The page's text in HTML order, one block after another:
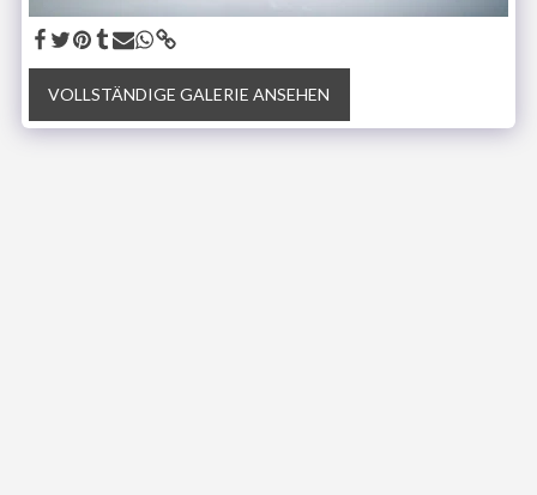
VOLLSTÄNDIGE GALERIE ANSEHEN